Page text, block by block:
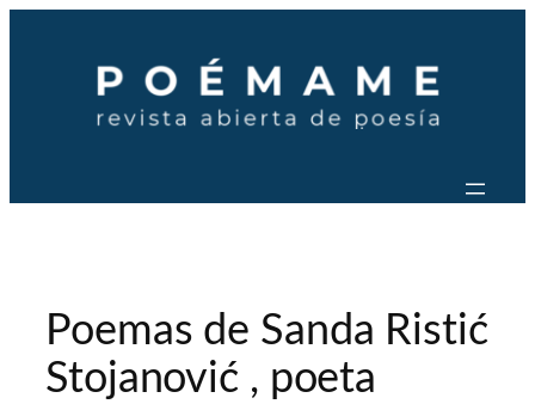
contenido
Poemas de Sanda Ristić
Stojanović , poeta